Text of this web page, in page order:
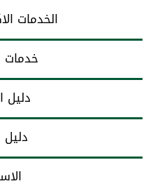
الخدمات
خدمات
دليل
دليل